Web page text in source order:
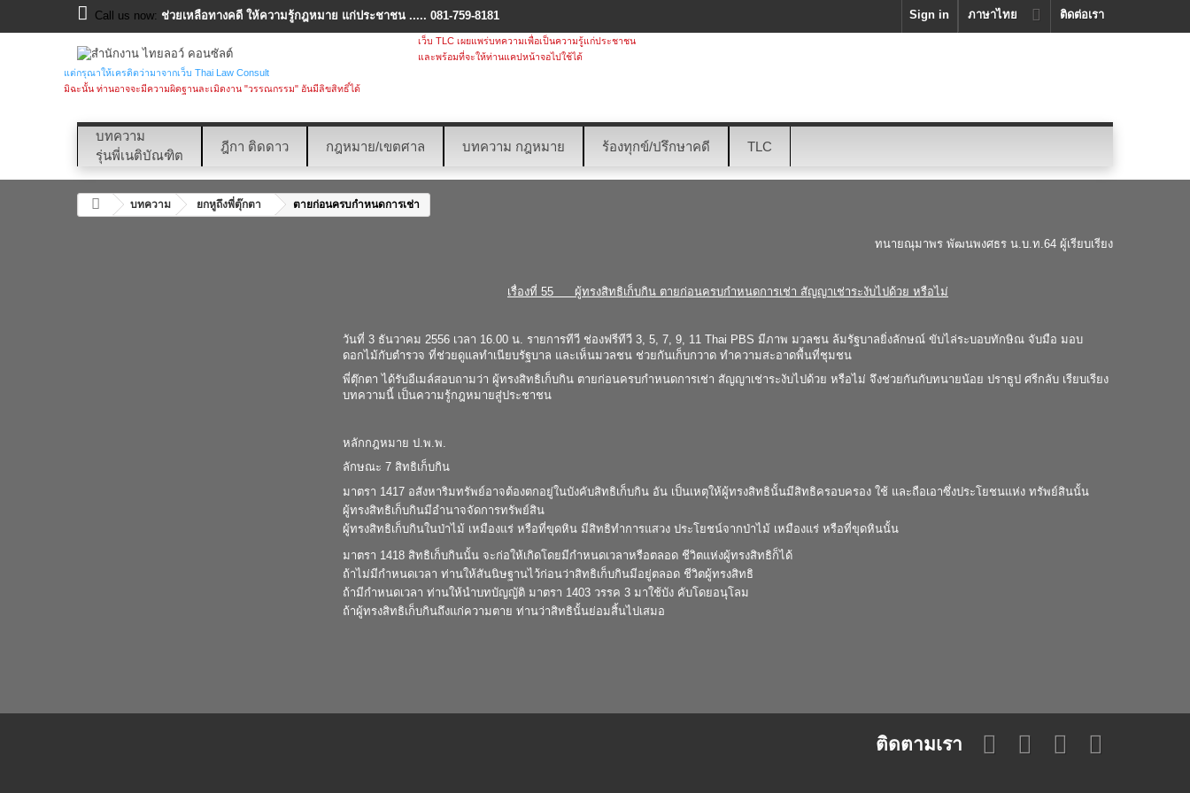
ติดต่อเรา
Call us now: ช่วยเหลือทางคดี ให้ความรู้กฎหมาย แก่ประชาชน ..... 081-759-8181 ภาษาไทย
Sign in
เว็บ TLC เผยแพร่บทความเพื่อเป็นความรู้แก่ประชาชน
และพร้อมที่จะให้ท่านแคปหน้าจอไปใช้ได้
แต่กรุณาให้เครดิตว่ามาจากเว็บ Thai Law Consult
มิฉะนั้น ท่านอาจจะมีความผิดฐานละเมิดงาน "วรรณกรรม" อันมีลิขสิทธิ์ได้
บทความ
รุ่นพี่เนติบัณฑิต
ฎีกา ติดดาว กฎหมาย/เขตศาล บทความ กฎหมาย ร้องทุกข์/ปรึกษาคดี TLC
บทความ ยกหูถึงพี่ตุ๊กตา ตายก่อนครบกำหนดการเช่า
ทนายณุมาพร พัฒนพงศธร น.บ.ท.64 ผู้เรียบเรียง
เรื่องที่ 55 ผู้ทรงสิทธิเก็บกิน ตายก่อนครบกำหนดการเช่า สัญญาเช่าระงับไปด้วย หรือไม่
วันที่ 3 ธันวาคม 2556 เวลา 16.00 น. รายการทีวี ช่องฟรีทีวี 3, 5, 7, 9, 11 Thai PBS มีภาพ มวลชน ล้มรัฐบาลยิ่งลักษณ์ ขับไล่ระบอบทักษิณ จับมือ มอบ
ดอกไม้กับตำรวจ ที่ช่วยดูแลทำเนียบรัฐบาล และเห็นมวลชน ช่วยกันเก็บกวาด ทำความสะอาดพื้นที่ชุมชน
พี่ตุ๊กตา ได้รับอีเมล์สอบถามว่า ผู้ทรงสิทธิเก็บกิน ตายก่อนครบกำหนดการเช่า สัญญาเช่าระงับไปด้วย หรือไม่ จึงช่วยกันกับทนายน้อย ปราธูป ศรีกลับ เรียบเรียง
บทความนี้ เป็นความรู้กฎหมายสู่ประชาชน
หลักกฎหมาย ป.พ.พ.
ลักษณะ 7 สิทธิเก็บกิน
มาตรา 1417 อสังหาริมทรัพย์อาจต้องตกอยู่ในบังคับสิทธิเก็บกิน อัน เป็นเหตุให้ผู้ทรงสิทธินั้นมีสิทธิครอบครอง ใช้ และถือเอาซึ่งประโยชนแห่ง ทรัพย์สินนั้น
ผู้ทรงสิทธิเก็บกินมีอำนาจจัดการทรัพย์สิน
ผู้ทรงสิทธิเก็บกินในป่าไม้ เหมืองแร่ หรือที่ขุดหิน มีสิทธิทำการแสวง ประโยชน์จากป่าไม้ เหมืองแร่ หรือที่ขุดหินนั้น
มาตรา 1418 สิทธิเก็บกินนั้น จะก่อให้เกิดโดยมีกำหนดเวลาหรือตลอด ชีวิตแห่งผู้ทรงสิทธิก็ได้
ถ้าไม่มีกำหนดเวลา ท่านให้สันนิษฐานไว้ก่อนว่าสิทธิเก็บกินมีอยู่ตลอด ชีวิตผู้ทรงสิทธิ
ถ้ามีกำหนดเวลา ท่านให้นำบทบัญญัติ มาตรา 1403 วรรค 3 มาใช้บัง คับโดยอนุโลม
ถ้าผู้ทรงสิทธิเก็บกินถึงแก่ความตาย ท่านว่าสิทธินั้นย่อมสิ้นไปเสมอ
ติดตามเรา